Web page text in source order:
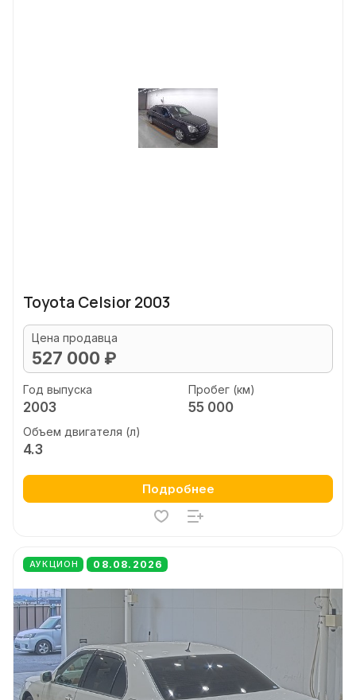
Toyota Celsior 2003
Цена продавца
527 000 ₽
Год выпуска
2003
Пробег (км)
55 000
Объем двигателя (л)
4.3
Подробнее
АУКЦИОН 08.08.2026